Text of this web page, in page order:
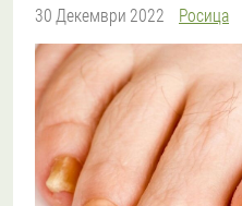
30 Декември 2022 Росица